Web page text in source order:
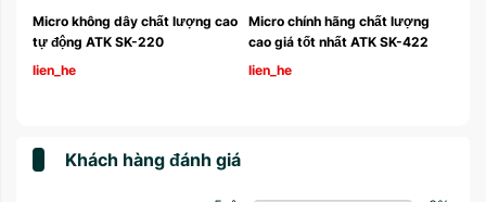
Micro không dây chất lượng cao
lien_he
Micro chính hãng chất lượng
lien_he
Khách hàng đánh giá